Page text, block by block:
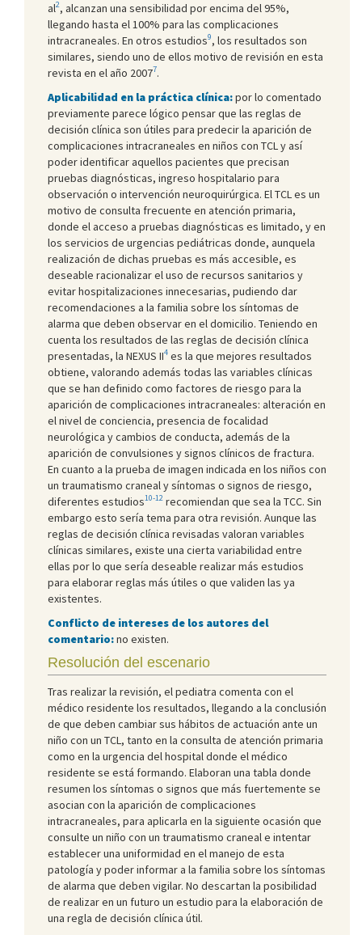
al2, alcanzan una sensibilidad por encima del 95%,
llegando hasta el 100% para las complicaciones
intracraneales. En otros estudios9, los resultados son
similares, siendo uno de ellos motivo de revisión en esta
revista en el año 20077.
Aplicabilidad en la práctica clínica:por lo comentado
previamente parece lógico pensar que las reglas de
decisión clínica son útiles para predecir la aparición de
complicaciones intracraneales en niños con TCL y así
poder identificar aquellos pacientes que precisan
pruebas diagnósticas, ingreso hospitalario para
observación o intervención neuroquirúrgica. El TCL es un
motivo de consulta frecuente en atención primaria,
donde el acceso a pruebas diagnósticas es limitado, y en
los servicios de urgencias pediátricas donde, aunquela
realización de dichas pruebas es más accesible, es
deseable racionalizar el uso de recursos sanitarios y
evitar hospitalizaciones innecesarias, pudiendo dar
recomendaciones a la familia sobre los síntomas de
alarma que deben observar en el domicilio. Teniendo en
cuenta los resultados de las reglas de decisión clínica
presentadas, la NEXUS II4 es la que mejores resultados
obtiene, valorando además todas las variables clínicas
que se han definido como factores de riesgo para la
aparición de complicaciones intracraneales: alteración en
el nivel de conciencia, presencia de focalidad
neurológica y cambios de conducta, además de la
aparición de convulsiones y signos clínicos de fractura.
En cuanto a la prueba de imagen indicada en los niños con
un traumatismo craneal y síntomas o signos de riesgo,
diferentes estudios10-12 recomiendan que sea la TCC. Sin
embargo esto sería tema para otra revisión. Aunque las
reglas de decisión clínica revisadas valoran variables
clínicas similares, existe una cierta variabilidad entre
ellas por lo que sería deseable realizar más estudios
para elaborar reglas más útiles o que validen las ya
existentes.
Conflicto de intereses de los autores del
comentario:no existen.
Resolución del escenario
Tras realizar la revisión, el pediatra comenta con el
médico residente los resultados, llegando a la conclusión
de que deben cambiar sus hábitos de actuación ante un
niño con un TCL, tanto en la consulta de atención primaria
como en la urgencia del hospital donde el médico
residente se está formando. Elaboran una tabla donde
resumen los síntomas o signos que más fuertemente se
asocian con la aparición de complicaciones
intracraneales, para aplicarla en la siguiente ocasión que
consulte un niño con un traumatismo craneal e intentar
establecer una uniformidad en el manejo de esta
patología y poder informar a la familia sobre los síntomas
de alarma que deben vigilar. No descartan la posibilidad
de realizar en un futuro un estudio para la elaboración de
una regla de decisión clínica útil.